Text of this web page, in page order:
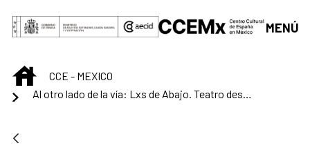
Saltar al contenido principal
MENÚ
INICIOCCE - MEXICO
Al otro lado de la vía: Lxs de Abajo. Teatro desde las periferias con Sara Pinedo